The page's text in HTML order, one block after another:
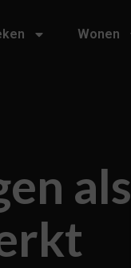
Wonen
als